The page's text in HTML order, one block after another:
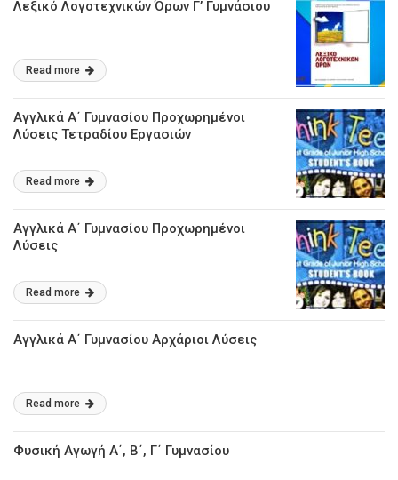
Λεξικό Λογοτεχνικών Όρων Γ’ Γυμνάσιου
Read more
Αγγλικά Α΄ Γυμνασίου Προχωρημένοι
Λύσεις Τετραδίου Εργασιών
Read more
Αγγλικά Α΄ Γυμνασίου Προχωρημένοι
Λύσεις
Read more
Αγγλικά Α΄ Γυμνασίου Αρχάριοι Λύσεις
Read more
Φυσική Αγωγή Α΄, Β΄, Γ΄ Γυμνασίου